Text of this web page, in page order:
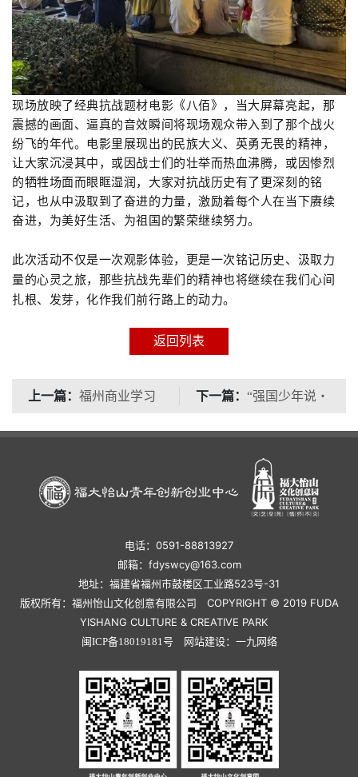
现场放映了经典抗战题材电影《八佰》，当大屏幕亮起，那
震撼的画面、逼真的音效瞬间将现场观众带入到了那个战火
纷飞的年代。电影里展现出的民族大义、英勇无畏的精神，
让大家沉浸其中，或因战士们的壮举而热血沸腾，或因惨烈
的牺牲场面而眼眶湿润，大家对抗战历史有了更深刻的铭
记，也从中汲取到了奋进的力量，激励着每个人在当下赓续
奋进，为美好生活、为祖国的繁荣继续努力。
此次活动不仅是一次观影体验，更是一次铭记历史、汲取力
量的心灵之旅， 那些抗战先辈们的精神也将继续在我们心间
扎根、发芽，化作我们前行路上的动力。
返回列表
上一篇： 福州商业学习
小企业如何
下一篇： “强国少年说・
享会圆
电话：0591-88813927
邮箱：fdyswcy@163.com
地址：福建省福州市鼓楼区工业路523号-31
版权所有：福州怡山文化创意有限公司 COPYRIGHT © 2019 FUDA
YISHANG CULTURE & CREATIVE PARK
闽ICP备18019181号 网站建设： 一九网络